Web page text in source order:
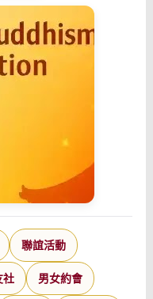
聯誼活動
社 男女約會